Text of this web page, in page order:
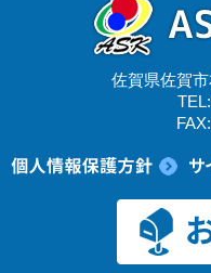
佐賀県佐賀